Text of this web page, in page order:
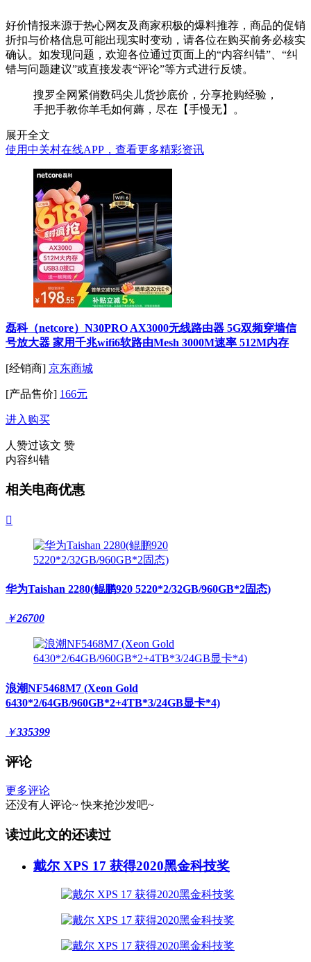
好价情报来源于热心网友及商家积极的爆料推荐，商品的促销
折扣与价格信息可能出现实时变动，请各位在购买前务必核实
确认。如发现问题，欢迎各位通过页面上的“内容纠错”、“纠
错与问题建议”或直接发表“评论”等方式进行反馈。
搜罗全网紧俏数码尖儿货抄底价，分享抢购经验，
手把手教你羊毛如何薅，尽在【手慢无】。
展开全文
使用中关村在线APP，查看更多精彩资讯
磊科（netcore）N30PRO AX3000无线路由器 5G双频穿墙信
号放大器 家用千兆wifi6软路由Mesh 3000M速率 512M内存
[经销商] 京东商城
[产品售价] 166元
进入购买
人赞过该文 赞
内容纠错
相关电商优惠

华为Taishan 2280(鲲鹏920 5220*2/32GB/960GB*2固态)
￥26700
浪潮NF5468M7 (Xeon Gold
6430*2/64GB/960GB*2+4TB*3/24GB显卡*4)
￥335399
评论
更多评论
还没有人评论~ 快来抢沙发吧~
读过此文的还读过
戴尔 XPS 17 获得2020黑金科技奖